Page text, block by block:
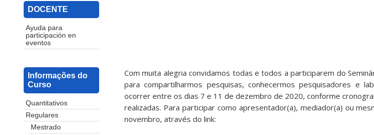
DOCENTE
Ayuda para
participación en
eventos
Informações do
Curso
Quantitativos
Regulares
Mestrado
Com muita alegria convidamos todas e todos a participarem do
para compartilharmos pesquisas, conhecermos pesquisadores e
ocorrer entre os dias 7 e 11 de dezembro de 2020, conforme
realizadas. Para participar como apresentador(a), mediador(a) ou
novembro, através do link: